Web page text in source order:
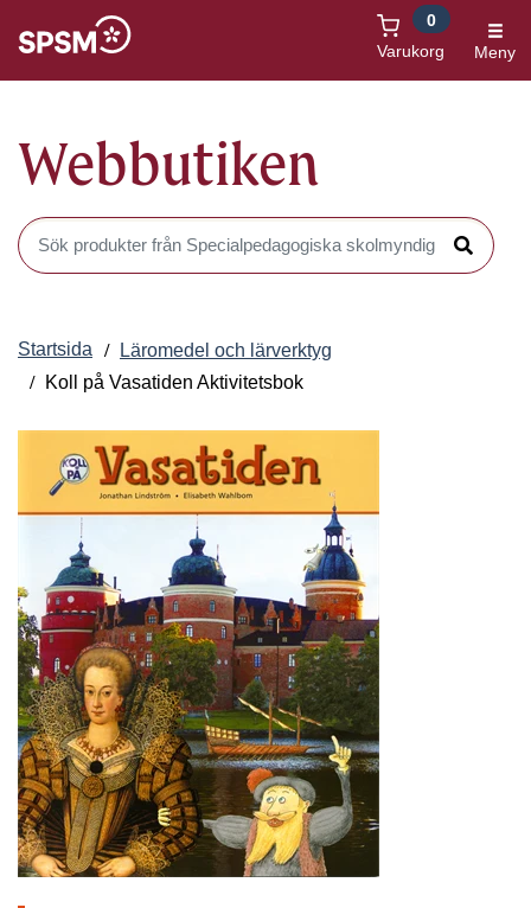
Varukorg
0
Meny
Webbutiken
Sök produkter i Webbutiken
Sök
Startsida
Läromedel och lärverktyg
Koll på Vasatiden Aktivitetsbok